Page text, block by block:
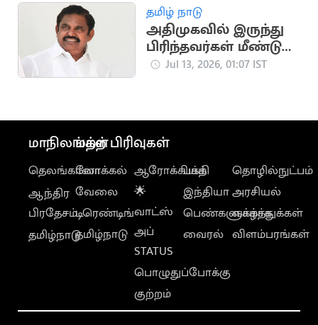
தமிழ் நாடு
அதிமுகவில் இருந்து
பிரிந்தவர்கள் மீண்டும்
வரலாம் - பழனிசாமி
Jul 13, 2026, 01:07 IST
மாநிலங்கள்
தெலங்கானா
ஆந்திர
பிரதேசம்
தமிழ்நாடு
மற்ற பிரிவுகள்
லோக்கல்
வேலை
டிரெண்டிங்
தமிழ்நாடு
ஆரோக்கியம்
🌟
வாட்ஸ்
அப்
STATUS
பொழுதுப்போக்கு
குற்றம்
பக்தி
இந்தியா
பெண்களுக்காக
வைரல்
தொழில்நுட்பம்
அரசியல்
வாழ்த்துக்கள்
விளம்பரங்கள்